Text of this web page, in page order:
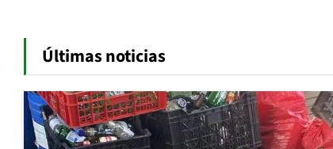
Últimas noticias